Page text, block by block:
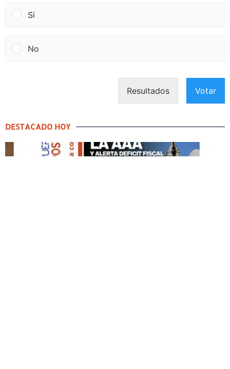
Si
No
Resultados Votar
DESTACADO HOY